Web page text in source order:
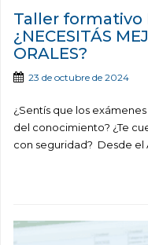
Taller formativo
¿NECESITÁS
ORALES?
23 de octubre de 2024
¿Sentís que los
del conocimiento? ¿Te
con seguridad? Desde el